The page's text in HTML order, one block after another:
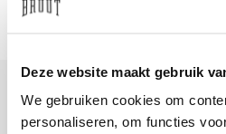
Deze website maakt gebruik
We gebruiken cookies om
personaliseren, om functies